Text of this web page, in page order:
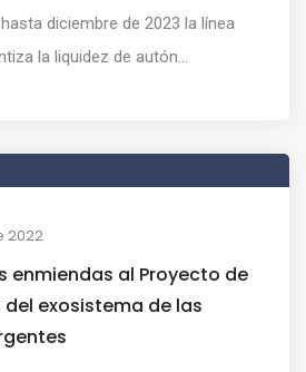
diciembre de 2023 la línea
la liquidez de autón...
2022
enmiendas al Proyecto de
exosistema de las